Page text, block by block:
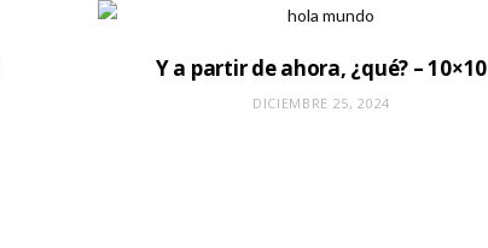
Y a partir de ahora, ¿qué? – 10×10
DICIEMBRE 25, 2024